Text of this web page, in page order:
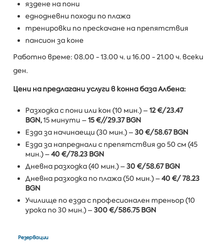
яздене на пони
еднодневни походи по плажа
тренировки по прескачане на препятствия
пансион за коне
Работно време: 08.00 - 13.00 ч. и 16.00 - 21.00 ч. всеки
ден.
Цени на предлагани услуги в конна база Албена:
Разходка с пони или кон (10 мин.) – 12 €/23.47
BGN,15 минути – 15 €//29.37 BGN
Езда за начинаещи (30 мин.) – 30 €/58.67 BGN
Езда за напреднали с препятствия до 50 см (45
мин.) – 40 €/78.23 BGN
Дневна разходка (40 мин.) – 30 €/58.67 BGN
Дневна разходка по плажа (50 мин.) – 40 €/ 78.23
BGN
Училище по езда с професионален треньор (10
урока по 30 мин.) – 300 €/586.75 BGN
Резервации